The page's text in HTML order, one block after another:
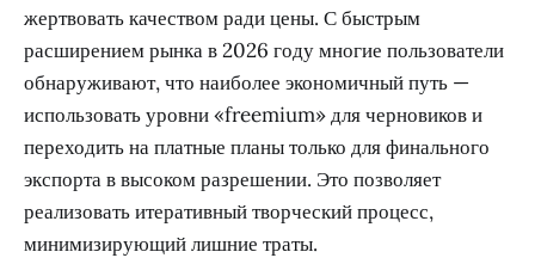
жертвовать качеством ради цены. С быстрым
расширением рынка в 2026 году многие пользователи
обнаруживают, что наиболее экономичный путь —
использовать уровни «freemium» для черновиков и
переходить на платные планы только для финального
экспорта в высоком разрешении. Это позволяет
реализовать итеративный творческий процесс,
минимизирующий лишние траты.